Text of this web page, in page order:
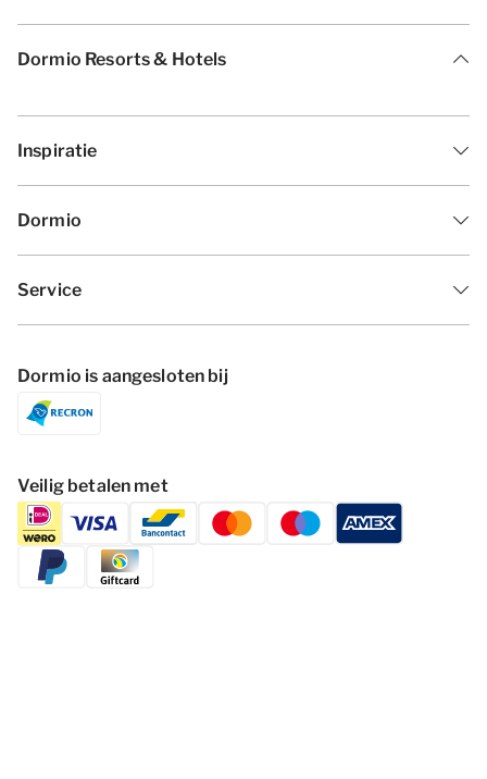
Dormio Resorts & Hotels
Inspiratie
Dormio
Service
Dormio is aangesloten bij
Veilig betalen met